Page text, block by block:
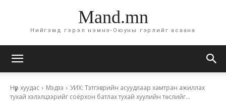
Mand.mn
Нийгэмд гэрэл нэмнэ-Оюуны гэрлийг асаана
Нүүр хуудас Мэдээ
УИХ: Тэтгэврийн асуудлаар хамтран ажиллах
тухай хэлэлцээрийг соёрхон батлах тухай хуулийн төслийг...